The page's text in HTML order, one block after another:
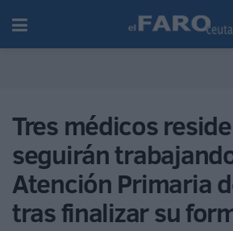
Tres médicos
seguirán
Atención Primaria
tras finalizar su